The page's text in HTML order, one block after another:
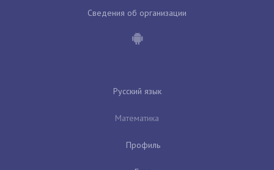
Сведения об организации
Русский язык
Математика
Профиль